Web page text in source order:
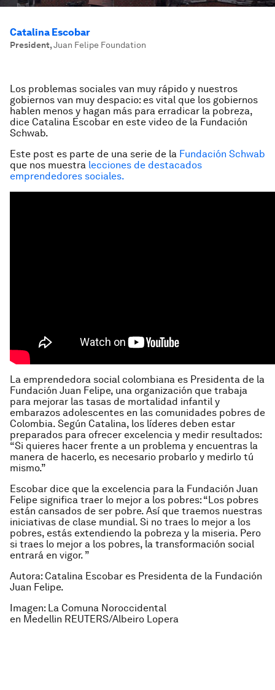
Catalina Escobar
President,Juan Felipe Foundation
Los problemas sociales van muy rápido y nuestros
gobiernos van muy despacio: es vital que los gobiernos
hablen menos y hagan más para erradicar la pobreza,
dice Catalina Escobar en este video de la Fundación
Schwab.
Este post es parte de una serie de la Fundación Schwab
que nos muestra lecciones de destacados
emprendedores sociales.
La emprendedora social colombiana es Presidenta de la
Fundación Juan Felipe, una organización que trabaja
para mejorar las tasas de mortalidad infantil y
embarazos adolescentes en las comunidades pobres de
Colombia. Según Catalina, los líderes deben estar
preparados para ofrecer excelencia y medir resultados:
“Si quieres hacer frente a un problema y encuentras la
manera de hacerlo, es necesario probarlo y medirlo tú
mismo.”
Escobar dice que la excelencia para la Fundación Juan
Felipe significa traer lo mejor a los pobres: “Los pobres
están cansados de ser pobre. Así que traemos nuestras
iniciativas de clase mundial. Si no traes lo mejor a los
pobres, estás extendiendo la pobreza y la miseria. Pero
si traes lo mejor a los pobres, la transformación social
entrará en vigor. ”
Autora: Catalina Escobar es Presidenta de la Fundación
Juan Felipe.
Imagen: La Comuna Noroccidental
en Medellin REUTERS/Albeiro Lopera